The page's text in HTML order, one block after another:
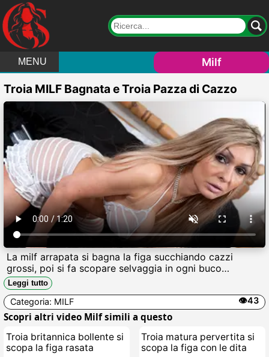
MENU Milf
Troia MILF Bagnata e Troia Pazza di Cazzo
La milf arrapata si bagna la figa succhiando cazzi
grossi, poi si fa scopare selvaggia in ogni buco
sborrata in bocca, figa sfondata e culo dilatato fino a
schizzareare come una puttana in calore.
Leggi tutto
Categoria: MILF 👁️43
Scopri altri video Milf simili a questo
Troia britannica bollente si
scopa la figa rasata
Troia matura pervertita si
scopa la figa con le dita